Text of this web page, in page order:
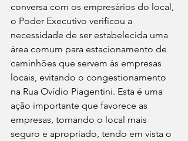
conversa com os empresários do local,
o Poder Executivo verificou a
necessidade de ser estabelecida uma
área comum para estacionamento de
caminhões que servem às empresas
locais, evitando o congestionamento
na Rua Ovídio Piagentini. Esta é uma
ação importante que favorece as
empresas, tornando o local mais
seguro e apropriado, tendo em vista o